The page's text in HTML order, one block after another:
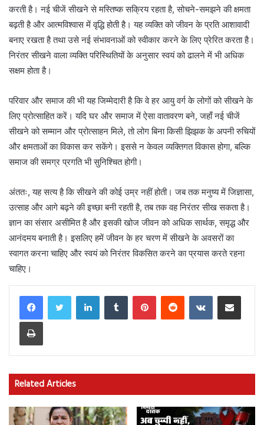
करती है। नई चीजें सीखने से मस्तिष्क सक्रिय रहता है, सोचने-समझने की क्षमता
बढ़ती है और आत्मविश्वास में वृद्धि होती है। यह व्यक्ति को जीवन के प्रति आशावादी
बनाए रखता है तथा उसे नई संभावनाओं को स्वीकार करने के लिए प्रेरित करता है।
निरंतर सीखने वाला व्यक्ति परिस्थितियों के अनुसार स्वयं को ढालने में भी अधिक
सक्षम होता है।
परिवार और समाज की भी यह जिम्मेदारी है कि वे हर आयु वर्ग के लोगों को सीखने के
लिए प्रोत्साहित करें। यदि घर और समाज में ऐसा वातावरण बने, जहाँ नई चीजें
सीखने को सम्मान और प्रोत्साहन मिले, तो लोग बिना किसी झिझक के अपनी रुचियों
और क्षमताओं का विकास कर सकेंगे। इससे न केवल व्यक्तिगत विकास होगा, बल्कि
समाज की समग्र प्रगति भी सुनिश्चित होगी।
अंततः, यह सत्य है कि सीखने की कोई उम्र नहीं होती। जब तक मनुष्य में जिज्ञासा,
उत्साह और आगे बढ़ने की इच्छा बनी रहती है, तब तक वह निरंतर सीख सकता है।
ज्ञान का संसार असीमित है और इसकी खोज जीवन को अधिक सार्थक, समृद्ध और
आनंदमय बनाती है। इसलिए हमें जीवन के हर चरण में सीखने के अवसरों का
स्वागत करना चाहिए और स्वयं को निरंतर विकसित करने का प्रयास करते रहना
चाहिए।
LinkedInTumblr PinterestReddit VKontakteShare via Email
Print
Related Articles